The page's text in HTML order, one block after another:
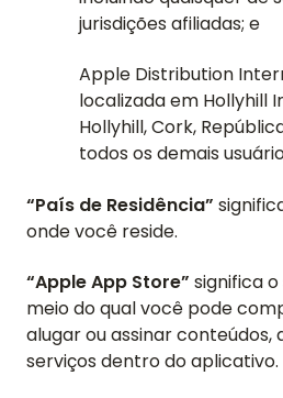
jurisdições afiliadas; e
Apple Distribution
localizada em Hollyhill
Hollyhill, Cork,
todos os demais
“País de Residência”
onde você reside.
“Apple App Store” significa
meio do qual você pode
alugar ou assinar conteúdos,
serviços dentro do aplicativo.